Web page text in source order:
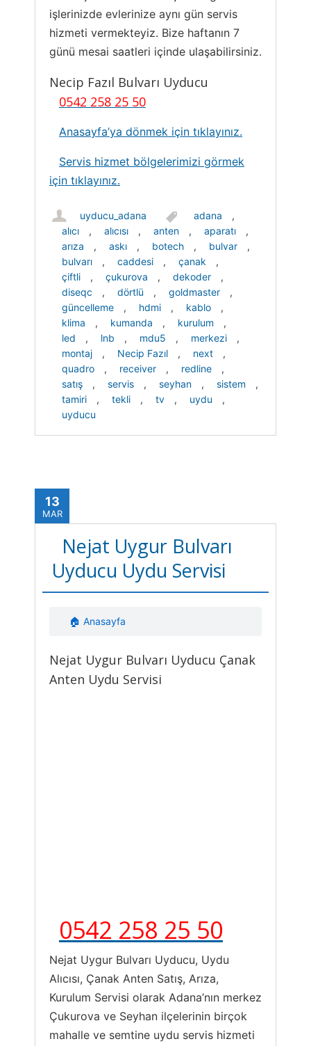
işlerinizde evlerinize aynı gün servis
hizmeti vermekteyiz. Bize haftanın 7
günü mesai saatleri içinde ulaşabilirsiniz.
Necip Fazıl Bulvarı Uyducu
0542 258 25 50
Anasayfa’ya dönmek için tıklayınız.
Servis hizmet bölgelerimizi görmek
için tıklayınız.
uyducu_adana adana
,
alıcı
, alıcısı , anten , aparatı
,
arıza
, askı , botech , bulvar
,
bulvarı
, caddesi , çanak
,
çiftli
, çukurova , dekoder
,
diseqc
, dörtlü , goldmaster
,
güncelleme
, hdmi , kablo
,
klima
, kumanda , kurulum
,
led
, lnb , mdu5 , merkezi
,
montaj
, Necip Fazıl , next
,
quadro
, receiver , redline
,
satış
, servis , seyhan , sistem
,
tamiri
, tekli , tv , uydu
,
uyducu
13
MAR
Nejat Uygur Bulvarı
Uyducu Uydu Servisi
🏠 Anasayfa
Nejat Uygur Bulvarı Uyducu Çanak
Anten Uydu Servisi
0542 258 25 50
Nejat Uygur Bulvarı Uyducu, Uydu
Alıcısı, Çanak Anten Satış, Arıza,
Kurulum Servisi olarak Adana’nın merkez
Çukurova ve Seyhan ilçelerinin birçok
mahalle ve semtine uydu servis hizmeti